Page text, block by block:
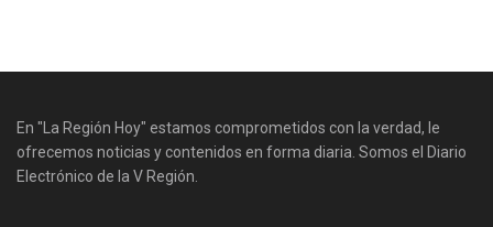
En "La Región Hoy" estamos comprometidos con la verdad, le
ofrecemos noticias y contenidos en forma diaria. Somos el Diario
Electrónico de la V Región.